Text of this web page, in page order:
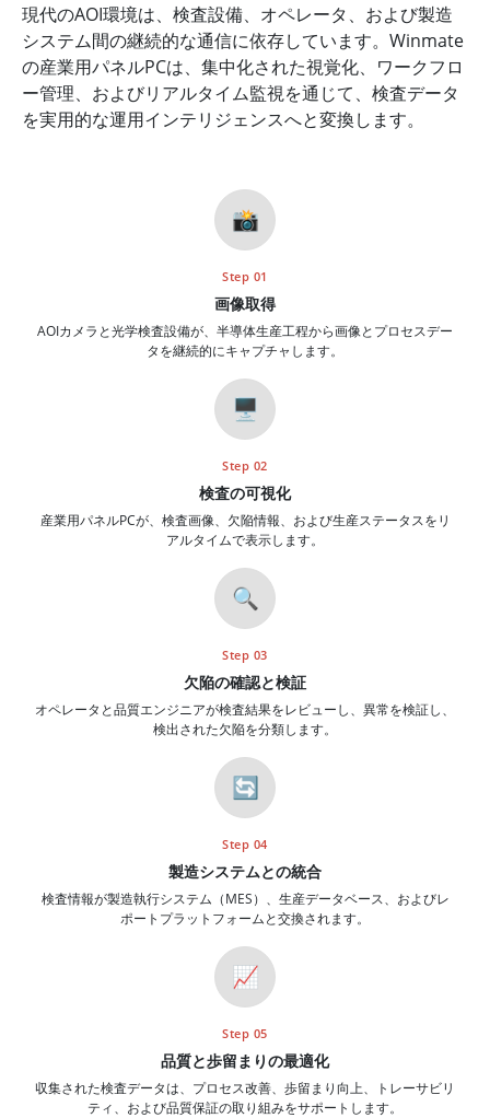
現代のAOI環境は、検査設備、オペレータ、および製造
システム間の継続的な通信に依存しています。Winmate
の産業用パネルPCは、集中化された視覚化、ワークフロ
ー管理、およびリアルタイム監視を通じて、検査データ
を実用的な運用インテリジェンスへと変換します。
📸
Step 01
画像取得
AOIカメラと光学検査設備が、半導体生産工程から画像とプロセスデー
タを継続的にキャプチャします。
🖥️
Step 02
検査の可視化
産業用パネルPCが、検査画像、欠陥情報、および生産ステータスをリ
アルタイムで表示します。
🔍
Step 03
欠陥の確認と検証
オペレータと品質エンジニアが検査結果をレビューし、異常を検証し、
検出された欠陥を分類します。
🔄
Step 04
製造システムとの統合
検査情報が製造執行システム（MES）、生産データベース、およびレ
ポートプラットフォームと交換されます。
📈
Step 05
品質と歩留まりの最適化
収集された検査データは、プロセス改善、歩留まり向上、トレーサビリ
ティ、および品質保証の取り組みをサポートします。